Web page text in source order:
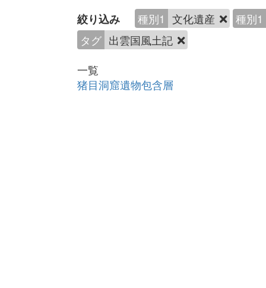
絞り込み 種別1 文化遺産
種別1
タグ 出雲国風土記
一覧
猪目洞窟遺物包含層